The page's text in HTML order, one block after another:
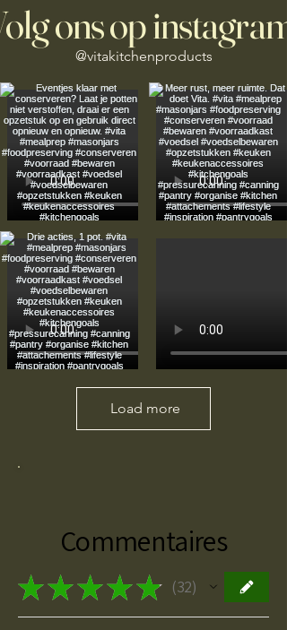
ons op instagram!
@vitakitchenproducts
Load more
Commentaires
★★★★★ 32
32